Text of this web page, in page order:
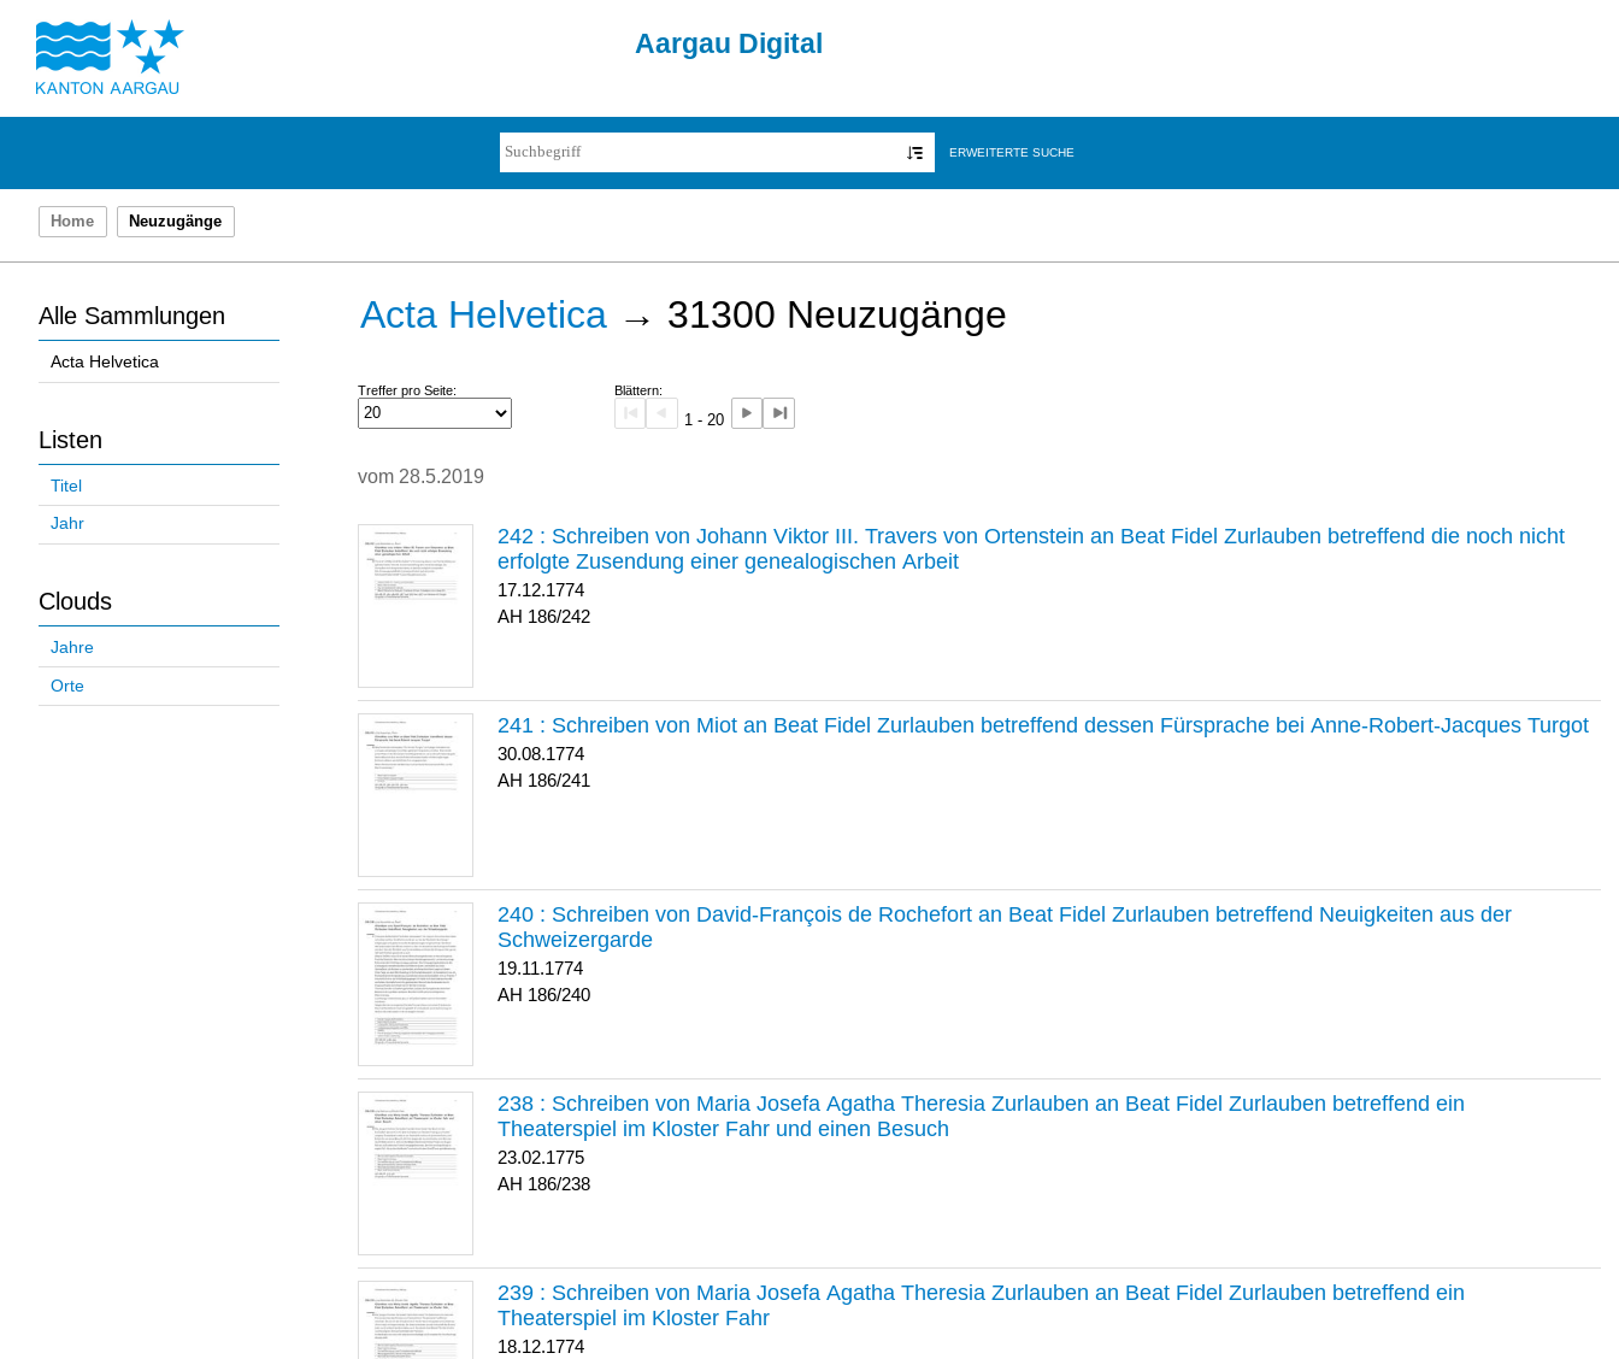
Aargau Digital
ERWEITERTE SUCHE
Home Neuzugänge
Alle Sammlungen
Acta Helvetica
Listen
Titel
Jahr
Clouds
Jahre
Orte
Acta Helvetica → 31300 Neuzugänge
Treffer pro Seite: Blättern:
1 - 20
vom 28.5.2019
242 : Schreiben von Johann Viktor III. Travers von Ortenstein an Beat Fidel Zurlauben betreffend die noch nicht
erfolgte Zusendung einer genealogischen Arbeit
17.12.1774
186/242
241 : Schreiben von Miot an Beat Fidel Zurlauben betreffend dessen Fürsprache bei Anne-Robert-Jacques Turgot
30.08.1774
186/241
240 : Schreiben von David-François de Rochefort an Beat Fidel Zurlauben betreffend Neuigkeiten aus der
Schweizergarde
19.11.1774
186/240
238 : Schreiben von Maria Josefa Agatha Theresia Zurlauben an Beat Fidel Zurlauben betreffend ein
Theaterspiel im Kloster Fahr und einen Besuch
23.02.1775
186/238
239 : Schreiben von Maria Josefa Agatha Theresia Zurlauben an Beat Fidel Zurlauben betreffend ein
Theaterspiel im Kloster Fahr
18.12.1774